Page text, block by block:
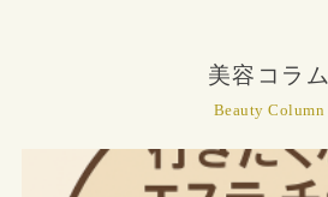
美容コラム
Beauty Column